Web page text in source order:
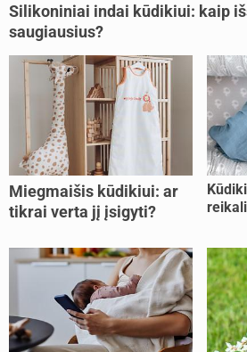
Silikoniniai indai kūdikiui: kaip
saugiausius?
Miegmaišis kūdikiui: ar
tikrai verta jį įsigyti?